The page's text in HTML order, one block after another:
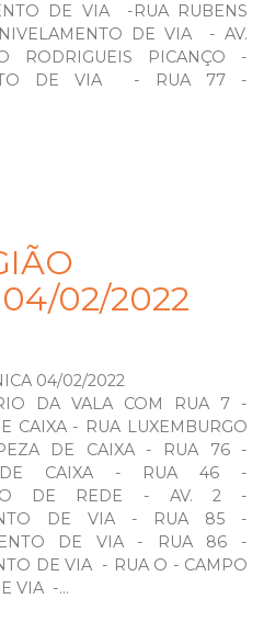
DE VIA -RUA RUBENS
DE VIA - AV.
RODRIGUEIS PICANÇO -
DE VIA - RUA 77 -
02/2022
04/02/2022
DA VALA COM RUA 7 -
CAIXA - RUA LUXEMBURGO
DE CAIXA - RUA 76 -
DE CAIXA - RUA 46 -
DE REDE - AV. 2 -
DE VIA - RUA 85 -
DE VIA - RUA 86 -
DE VIA - RUA O - CAMPO
VIA -...